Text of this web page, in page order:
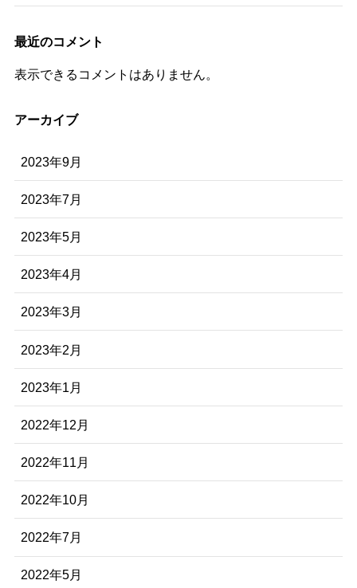
最近のコメント
表示できるコメントはありません。
アーカイブ
2023年9月
2023年7月
2023年5月
2023年4月
2023年3月
2023年2月
2023年1月
2022年12月
2022年11月
2022年10月
2022年7月
2022年5月